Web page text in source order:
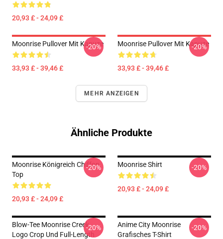
20,93 £ - 24,09 £
Moonrise Pullover Mit Kapuze
33,93 £ - 39,46 £
-20% Moonrise Pullover Mit Kapuze
33,93 £ - 39,46 £
-20%
MEHR ANZEIGEN
Ähnliche Produkte
Moonrise Königreich Chiffon
Top
20,93 £ - 24,09 £
-20% Moonrise Shirt
20,93 £ - 24,09 £
-20%
Blow-Tee Moonrise Creek
Logo Crop Und Full-Length
-20%
Anime City Moonrise
Grafisches T-Shirt
-20%